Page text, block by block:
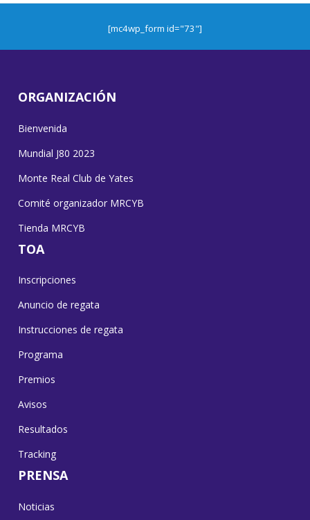
[mc4wp_form id="73"]
ORGANIZACIÓN
Bienvenida
Mundial J80 2023
Monte Real Club de Yates
Comité organizador MRCYB
Tienda MRCYB
TOA
Inscripciones
Anuncio de regata
Instrucciones de regata
Programa
Premios
Avisos
Resultados
Tracking
PRENSA
Noticias